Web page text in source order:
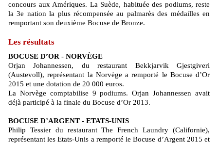
concours aux Amériques. La Suède, habituée des podiums, reste
la 3e nation la plus récompensée au palmarès des médailles en
remportant son deuxième Bocuse de Bronze.
Les résultats
BOCUSE D’OR - NORVÈGE
Orjan Johannessen, du restaurant Bekkjarvik Gjestgiveri
(Austevoll), représentant la Norvège a remporté le Bocuse d’Or
2015 et une dotation de 20 000 euros.
La Norvège comptabilise 9 podiums. Orjan Johannessen avait
déjà participé à la finale du Bocuse d’Or 2013.
BOCUSE D’ARGENT - ETATS-UNIS
Philip Tessier du restaurant The French Laundry (Californie),
représentant les Etats-Unis a remporté le Bocuse d’Argent 2015 et